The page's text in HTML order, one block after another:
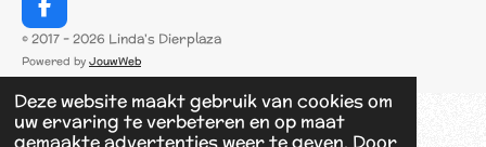
Deze website maakt gebruik van cookies om
uw ervaring te verbeteren en op maat
F
a
c
e
b
o
o
© 2017 - 2026 Linda's Dierplaza
Powered by JouwWeb